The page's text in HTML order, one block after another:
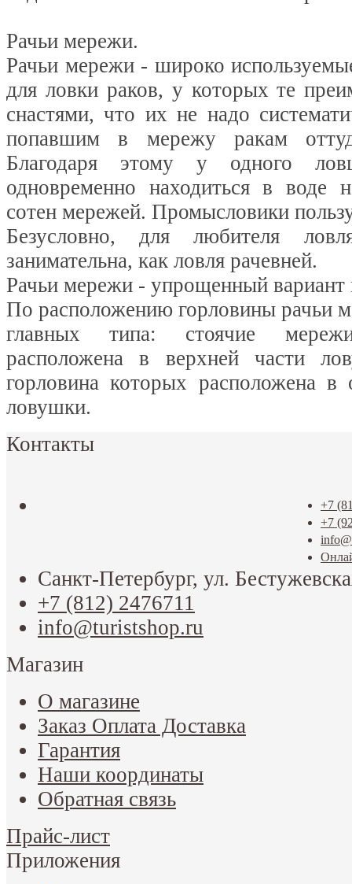
Рачьи мережи.
Рачьи мережи - широко
для ловки раков, у которых те
снастями, что их не надо
попавшим в мережу ракам
Благодаря этому у одного
одновременно находиться в воде
сотен мережей. Промысловики
Безусловно, для любителя
занимательна, как ловля рачевней.
Рачьи мережи - упрощенный
По расположению горловины рачьи
главных типа: стоячие
расположена в верхней части
горловина которых расположена
ловушки.
Контакты
+7
+7
Санкт-Петербург, ул.
+7 (812) 2476711
info@turistshop.ru
Магазин
О магазине
Заказ Оплата Доставка
Гарантия
Наши координаты
Обратная связь
Прайс-лист
Приложения